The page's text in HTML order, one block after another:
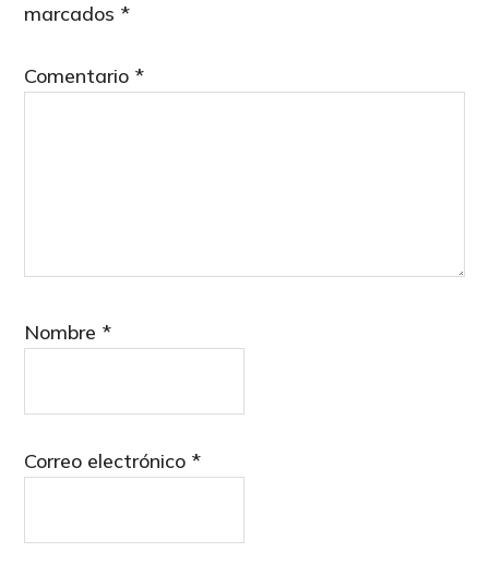
marcados *
Comentario *
Nombre *
Correo electrónico *